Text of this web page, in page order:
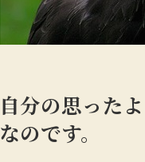
自分の思った
なのです。